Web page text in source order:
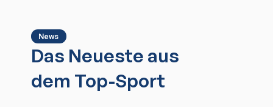
News
Das Neueste aus
dem Top-Sport